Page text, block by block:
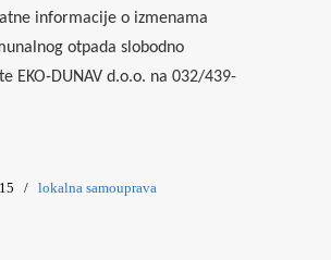
informacije o izmenama
otpada slobodno
EKO-DUNAV d.o.o. na 032/439-
/ lokalna samouprava